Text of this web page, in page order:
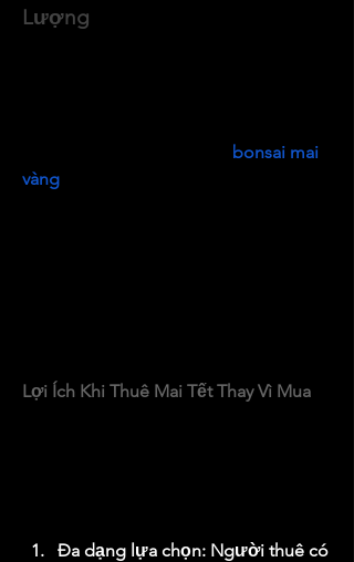
Lượng
bonsai mai
vàng
Lợi Ích Khi Thuê Mai Tết Thay Vì Mua
Đa dạng lựa chọn: Người thuê có